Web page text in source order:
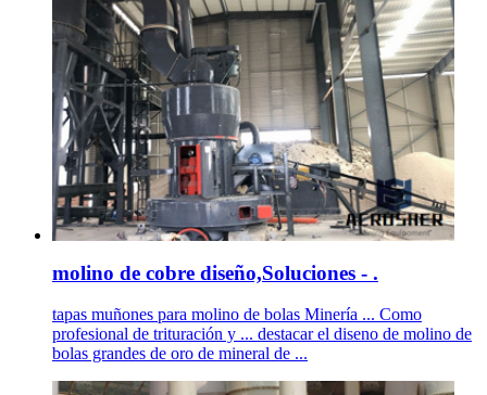
molino de cobre diseño,Soluciones - .
tapas muñones para molino de bolas Minería ... Como
profesional de trituración y ... destacar el diseno de molino de
bolas grandes de oro de mineral de ...